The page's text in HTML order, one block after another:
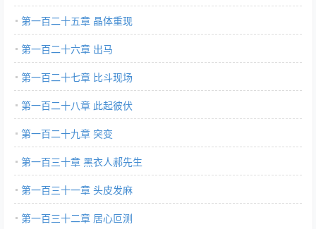
第一百二十五章 晶体重现
第一百二十六章 出马
第一百二十七章 比斗现场
第一百二十八章 此起彼伏
第一百二十九章 突变
第一百三十章 黑衣人郝先生
第一百三十一章 头皮发麻
第一百三十二章 居心叵测